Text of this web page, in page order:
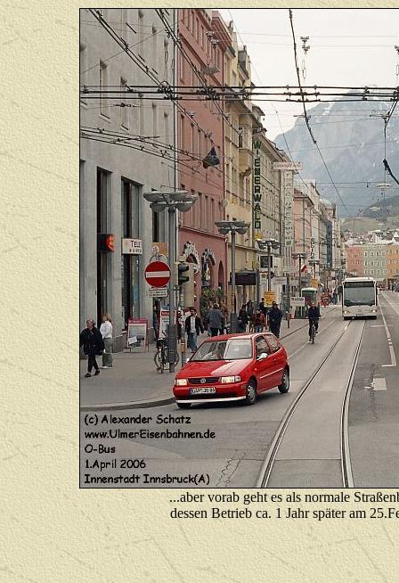
...aber vorab geht es als normale
dessen Betrieb ca. 1 Jahr später am